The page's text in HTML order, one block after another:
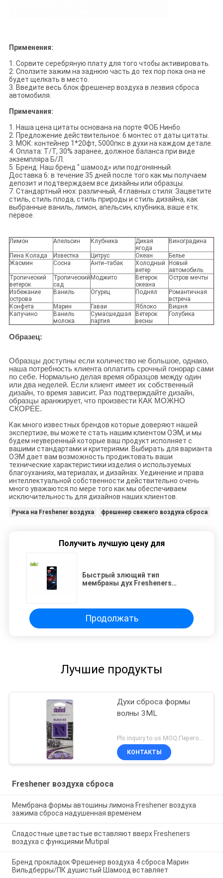
Применения:
1. Сорвите серебряную плату для того чтобы активировать.
2. Сползите зажим на заднюю часть до тех пор пока она не
будет щелкать в место.
3. Введите весь блок фрешенер воздуха в лезвия сброса
автомобиля.
Примечания:
1. Наша цена цитаты основана на порте ФОБ Нинбо.
2. Предложение действительное: 6 монтес от даты цитаты.
3. МОК: контейнер 1*20фт, 5000пкс в духи на каждом детале.
4. Оплата: Т/Т, 30% заранее, должное баланса при виде
экземпляра Б/Л.
5. Бренд: Наш бренд " шамоод» или подгонянный.
Доставка 6: в течение 35 дней после того как мы получаем
депозит и подтверждаем все дизайны или образцы.
7. Стандартный нюх: различный, 4 главных стиля: Зацветите
стиль, стиль плода, стиль природы и стиль дизайна, как
выбранные ваниль, лимон, апельсин, клубника, ваше етк.
первое.
Лимон Апельсин Клубника
Дикая
ягода
Виноградина
Пина Колада Известка Цитрус Океан
Белье
Жасмин
Сосна Анти--табак
Холодный
ветер
Новый
автомобиль
Тропический
ветерок
Тропический
сад
Моджито
Ветерок
океана
Остров мечты
Избежание
острова
Ваниль Огурец Поднял
Романтичная
встреча
Конфета
Марин Гаваи Яблоко
Вишня
Капучино
Ваниль
молока
Сумасшедшая
партия
Ветерок
весны
Голубика
Образец:
Образцы доступны если количество не большое, однако,
наша потребность клиента оплатить срочный гонорар сами
по себе. Нормально делая время образцов между один
или два неделей. Если клиент имеет их собственный
дизайн, то время зависит. Раз подтверждайте дизайн,
образцы аранжирует, что произвести КАК МОЖНО
СКОРЕЕ.
Как много известных брендов которые доверяют нашей
экспертизе, вы можете стать нашим клиентом ОЭМ, и мы
будем неуверенный которые ваш продукт исполняет с
вашими стандартами и критериями. Выбирать для варианта
ОЭМ дает вам возможность продиктовать ваши
технические характеристики изделия о используемых
благоуханиях, материалах, и дизайнах. Уединение и права
интеллектуальной собственности действительно очень
много уважаются по мере того как мы обеспечиваем
исключительность для дизайнов наших клиентов.
Ручка на Freshener воздуха фрешенер свежего воздуха сброса
Получить лучшую цену для
Быстрый злющий тип
мембраны дух Fresheners
Продолжать
Лучшие продукты
Духи сброса формы
волны 3ML
Pls inquiry to us MOQ:Переговоры
КОНТАКТЫ
Freshener воздуха сброса
Мембрана формы автошины лимона Freshener воздуха
зажима сброса надушенная временем
Сладостные цветастые вставляют вверх Fresheners
воздуха с функциями Mutipal
Бренд прокладок Фрешенер воздуха 4 сброса Марин
Вильдберры/ПК душистый Шамоод вставляет